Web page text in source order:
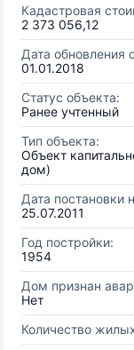
Кадастровая
2 373 056,12
Дата обновления
01.01.2018
Статус объекта:
Ранее учтенный
Тип объекта:
Объект
дом)
Дата постановки
25.07.2011
Год постройки:
1954
Дом признан
Нет
Количество